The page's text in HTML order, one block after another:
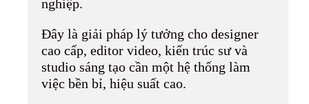
nghiệp.
Đây là giải pháp lý tưởng cho designer
cao cấp, editor video, kiến trúc sư và
studio sáng tạo cần một hệ thống làm
việc bền bỉ, hiệu suất cao.